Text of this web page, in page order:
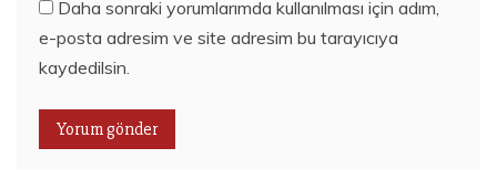
Daha sonraki yorumlarımda kullanılması için adım,
e-posta adresim ve site adresim bu tarayıcıya
kaydedilsin.